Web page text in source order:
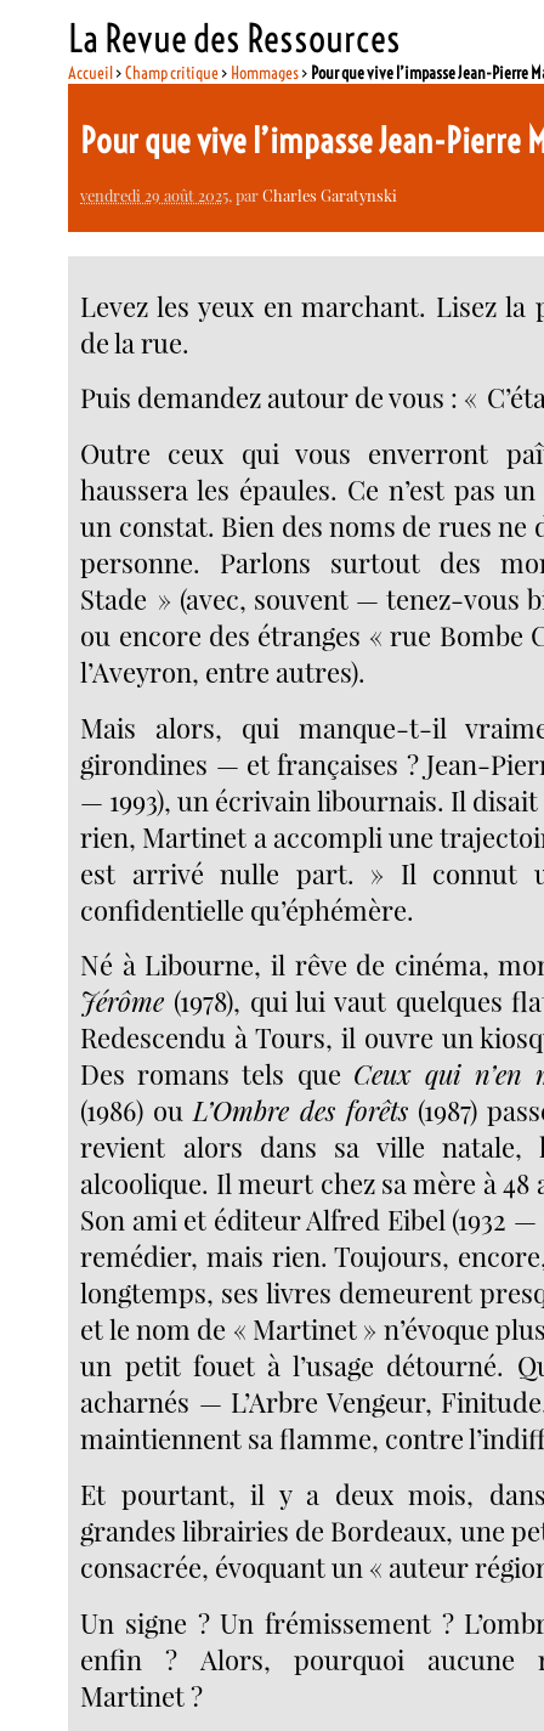
La Revue des Ressources
Accueil>Champ critique> Hommages> Pour que vive l’impasse Jean-Pierre
Pour que vive l’impasse Jean-Pierre
vendredi 29 août 2025, parCharles Garatynski
Levez les yeux en marchant. Lisez la
de la rue.
Puis demandez autour de vous : «
Outre ceux qui vous enverront
haussera les épaules. Ce n’est pas
un constat. Bien des noms de rues ne
personne. Parlons surtout des
Stade » (avec, souvent — tenez-vous
ou encore des étranges « rue Bombe
l’Aveyron, entre autres).
Mais alors, qui manque-t-il
girondines — et françaises ? Jean-
— 1993), un écrivain libournais. Il
rien, Martinet a accompli une
est arrivé nulle part. » Il connut
confidentielle qu’éphémère.
Né à Libourne, il rêve de cinéma,
Jérôme (1978), qui lui vaut quelques
Redescendu à Tours, il ouvre un
Des romans tels que Ceux qui n’en
(1986) ouL’Ombre des forêts (1987)
revient alors dans sa ville natale,
alcoolique. Il meurt chez sa mère à 48
Son ami et éditeur Alfred Eibel (1932 —
remédier, mais rien. Toujours,
longtemps, ses livres demeurent
et le nom de « Martinet » n’évoque
un petit fouet à l’usage détourné.
acharnés — L’Arbre Vengeur,
maintiennent sa flamme, contre
Et pourtant, il y a deux mois,
grandes librairies de Bordeaux, une
consacrée, évoquant un « auteur
Un signe ? Un frémissement ?
enfin ? Alors, pourquoi aucune
Martinet ?